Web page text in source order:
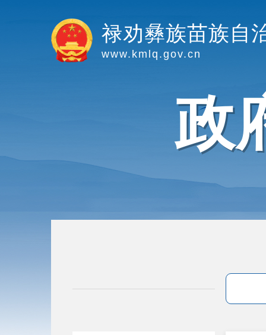
禄劝彝族苗族自
www.kmlq.gov.cn
政